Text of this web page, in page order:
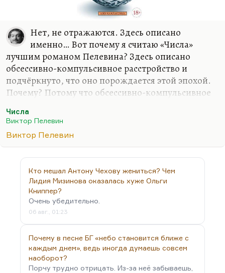
Нет, не отражаются. Здесь описано
именно… Вот почему я считаю «Числа»
лучшим романом Пелевина? Здесь описано
обсессивно-компульсивное расстройство и
подчёркнуто, что оно порождается этой эпохой.
Почему? Потому что обсессивно-компульсивное
страха и зыбкости внутренних границ, поэтому
человек верит в числа и не верит в правила. Вот
это совершенно точно.
Числа
Виктор Пелевин
Виктор Пелевин
Кто мешал Антону Чехову жениться? Чем
Лидия Мизинова оказалась хуже Ольги
Книппер?
Очень убедительно.
06 авг., 01:23
Почему в песне БГ «небо становится ближе с
каждым днем», ведь иногда думаешь совсем
наоборот?
Порчу трудно отрицать. Из-за неё забываешь,